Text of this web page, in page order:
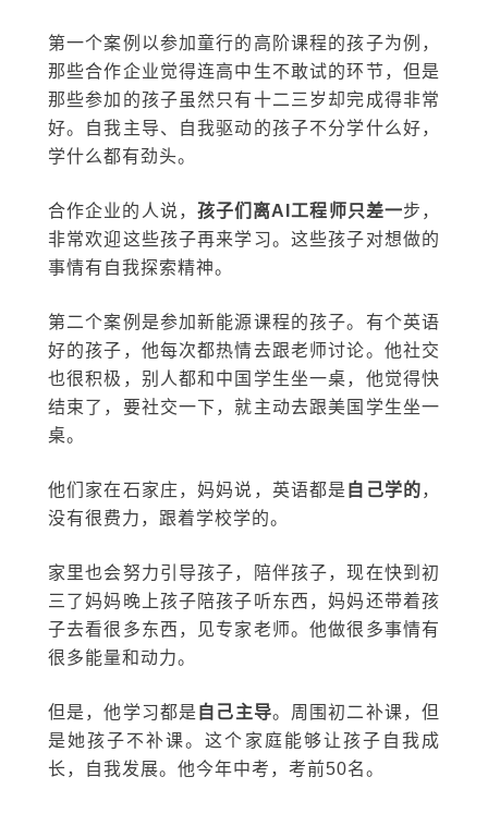
第一个案例以参加童行的高阶课程的孩子为例，
那些合作企业觉得连高中生不敢试的环节，但是
那些参加的孩子虽然只有十二三岁却完成得非常
好。自我主导、自我驱动的孩子不分学什么好，
学什么都有劲头。
合作企业的人说， 孩子们离AI工程师只差一步，
非常欢迎这些孩子再来学习。这些孩子对想做的
事情有自我探索精神。
第二个案例是参加新能源课程的孩子。有个英语
好的孩子，他每次都热情去跟老师讨论。他社交
也很积极，别人都和中国学生坐一桌，他觉得快
结束了，要社交一下，就主动去跟美国学生坐一
桌。
他们家在石家庄，妈妈说，英语都是 自己学的，
没有很费力，跟着学校学的。
家里也会努力引导孩子，陪伴孩子，现在快到初
三了妈妈晚上孩子陪孩子听东西，妈妈还带着孩
子去看很多东西，见专家老师。他做很多事情有
很多能量和动力。
但是，他学习都是 自己主导。周围初二补课，但
是她孩子不补课。这个家庭能够让孩子自我成
长，自我发展。他今年中考，考前50名。